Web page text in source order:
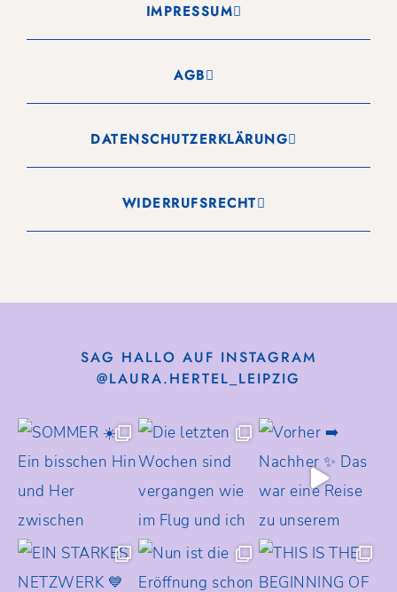
IMPRESSUM
AGB
DATENSCHUTZERKLÄRUNG
WIDERRUFSRECHT
SAG HALLO AUF INSTAGRAM
@LAURA.HERTEL_LEIPZIG